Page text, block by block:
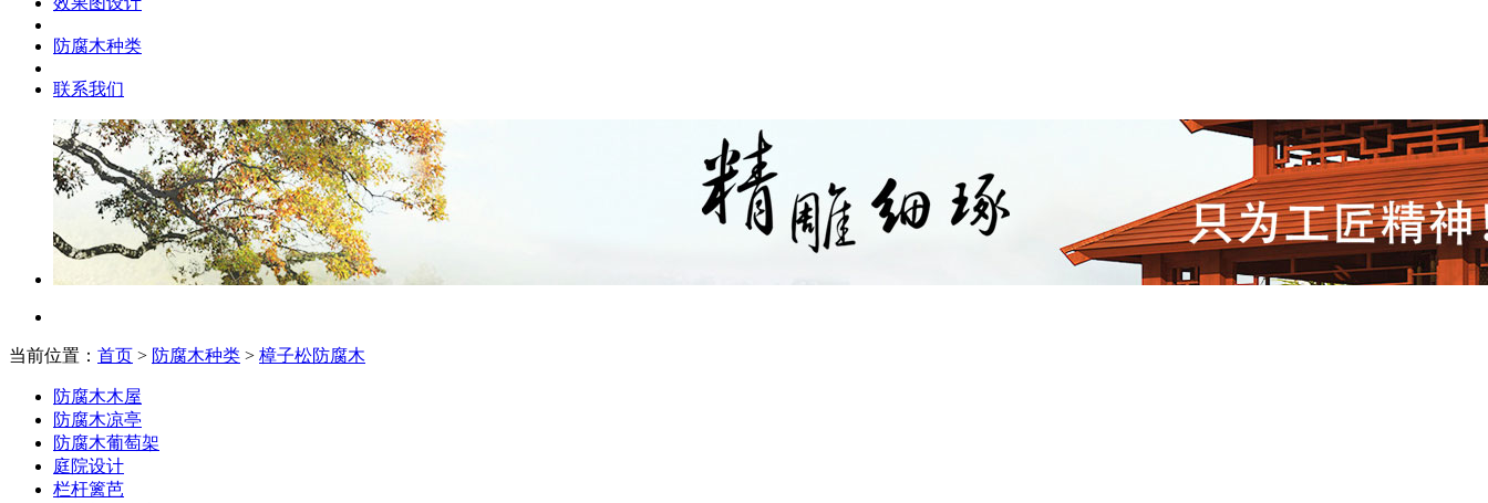
防腐木种类
联系我们
当前位置： 首页 > 防腐木种类 > 樟子松防腐木
防腐木木屋
防腐木凉亭
防腐木葡萄架
庭院设计
栏杆篱芭